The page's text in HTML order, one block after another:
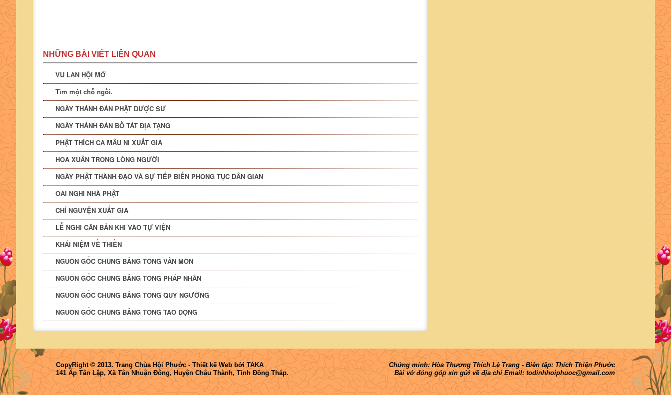
NHỮNG BÀI VIẾT LIÊN QUAN
VU LAN HỘI MỞ
Tìm một chỗ ngồi.
NGÀY THÁNH ĐẢN PHẬT DƯỢC SƯ
NGÀY THÁNH ĐẢN BỒ TÁT ĐỊA TẠNG
PHẬT THÍCH CA MÂU NI XUẤT GIA
HOA XUÂN TRONG LÒNG NGƯỜI
NGÀY PHẬT THÀNH ĐẠO VÀ SỰ TIẾP BIẾN PHONG TỤC DÂN GIAN
OAI NGHI NHÀ PHẬT
CHÍ NGUYỆN XUẤT GIA
LỄ NGHI CĂN BẢN KHI VÀO TỰ VIỆN
KHÁI NIỆM VỀ THIỀN
NGUỒN GỐC CHUNG BẢNG TÔNG VÂN MÔN
NGUỒN GỐC CHUNG BẢNG TÔNG PHÁP NHÃN
NGUỒN GỐC CHUNG BẢNG TÔNG QUY NGƯỠNG
NGUỒN GỐC CHUNG BẢNG TÔNG TÀO ĐỘNG
CopyRight © 2013. Trang Chùa Hội Phước - Thiết kế Web bởi TAKA
141 Ấp Tân Lập, Xã Tân Nhuận Đông, Huyện Châu Thành, Tỉnh Đồng Tháp.
Chứng minh: Hòa Thượng Thích Lệ Trang - Biên tập: Thích Thiện Phước
Bài vở đóng góp xin gửi về địa chỉ Email: todinhhoiphuoc@gmail.com